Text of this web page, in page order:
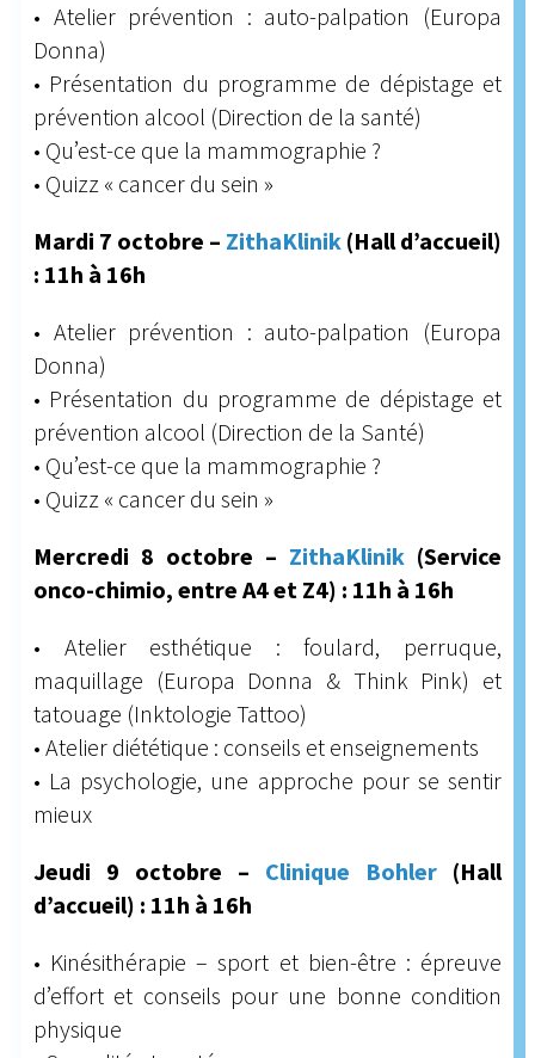
• Atelier prévention : auto-palpation (Europa
Donna)
• Présentation du programme de dépistage et
prévention alcool (Direction de la santé)
• Qu’est-ce que la mammographie ?
• Quizz « cancer du sein »
Mardi 7 octobre – ZithaKlinik (Hall d’accueil)
: 11h à 16h
• Atelier prévention : auto-palpation (Europa
Donna)
• Présentation du programme de dépistage et
prévention alcool (Direction de la Santé)
• Qu’est-ce que la mammographie ?
• Quizz « cancer du sein »
Mercredi 8 octobre – ZithaKlinik (Service
onco-chimio, entre A4 et Z4) : 11h à 16h
• Atelier esthétique : foulard, perruque,
maquillage (Europa Donna & Think Pink) et
tatouage (Inktologie Tattoo)
• Atelier diététique : conseils et enseignements
• La psychologie, une approche pour se sentir
mieux
Jeudi 9 octobre – Clinique Bohler (Hall
d’accueil) : 11h à 16h
• Kinésithérapie – sport et bien-être : épreuve
d’effort et conseils pour une bonne condition
physique